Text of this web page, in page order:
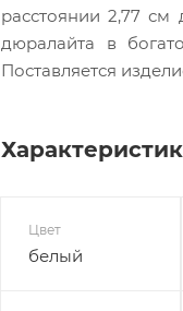
расстоянии 2,77 см
дюралайта в
Поставляется
Цвет
белый